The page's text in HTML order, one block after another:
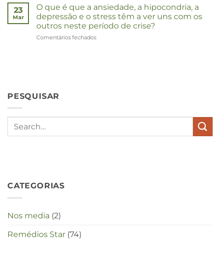
23
Mar
O que é que a ansiedade, a hipocondria, a
depressão e o stress têm a ver uns com os
outros neste período de crise?
Comentários fechados
in
PESQUISAR
CATEGORIAS
Nos media (2)
Remédios Star (74)